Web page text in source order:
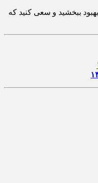
بهبود ببخشید و سعی کنید که